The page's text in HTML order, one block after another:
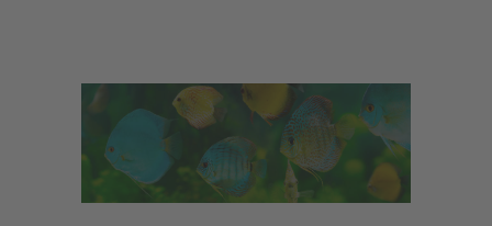
9. August 2019
Meerwasser